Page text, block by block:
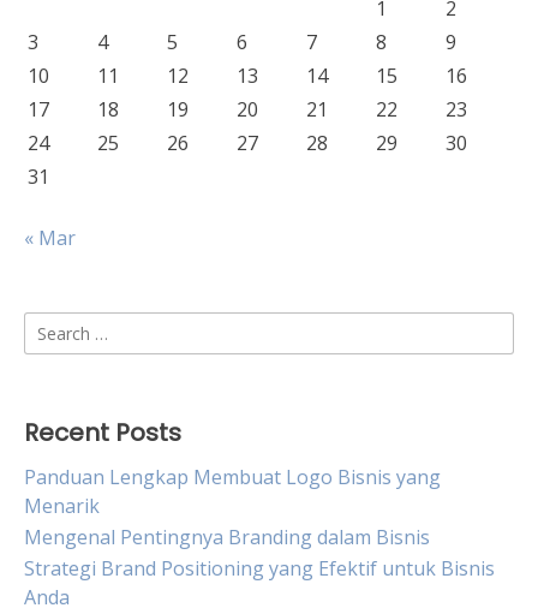
1
2
3
4 5 6 7 8
9
10
11 12 13 14 15
16
17
18 19 20 21 22
23
24
25 26 27 28 29
30
31
« Mar
Search
for:
Recent Posts
Panduan Lengkap Membuat Logo Bisnis yang
Menarik
Mengenal Pentingnya Branding dalam Bisnis
Strategi Brand Positioning yang Efektif untuk Bisnis
Anda